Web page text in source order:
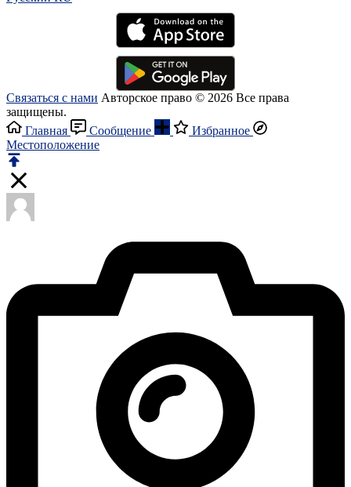
Связаться с нами Авторское право © 2026 Все права
защищены.
Главная
Сообщение
Избранное
Местоположение